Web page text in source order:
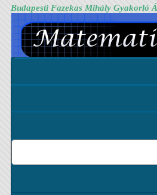
Budapesti Fazekas Mihály Gyakorló